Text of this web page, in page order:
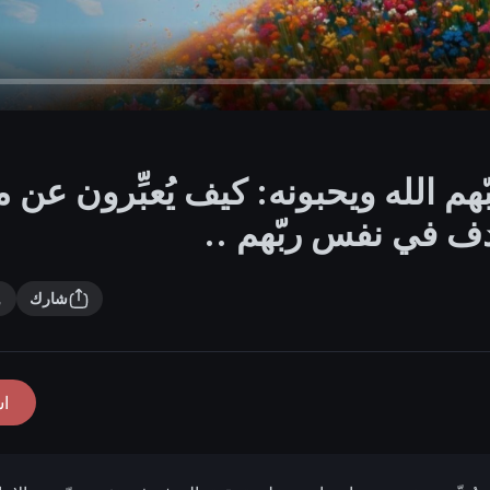
الله ويحبونه: كيف يُعبِّرون عن
في نفس ربّهم ..
شارك